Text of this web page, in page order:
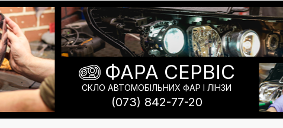
ФАРА СЕРВІС
СКЛО АВТОМОБІЛЬНИХ ФАР І ЛІНЗИ
(073) 842-77-20